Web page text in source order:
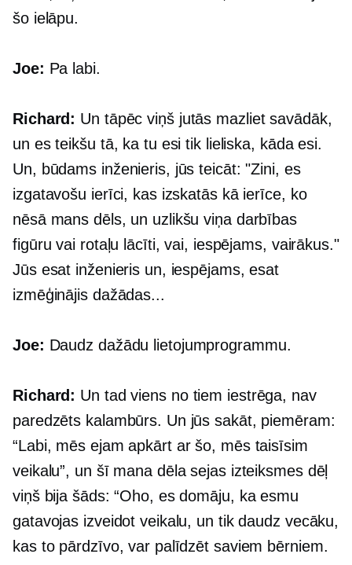
šo ielāpu.
Joe: Pa labi.
Richard: Un tāpēc viņš jutās mazliet savādāk,
un es teikšu tā, ka tu esi tik lieliska, kāda esi.
Un, būdams inženieris, jūs teicāt: "Zini, es
izgatavošu ierīci, kas izskatās kā ierīce, ko
nēsā mans dēls, un uzlikšu viņa darbības
figūru vai rotaļu lācīti, vai, iespējams, vairākus."
Jūs esat inženieris un, iespējams, esat
izmēģinājis dažādas...
Joe: Daudz dažādu lietojumprogrammu.
Richard: Un tad viens no tiem iestrēga, nav
paredzēts kalambūrs. Un jūs sakāt, piemēram:
“Labi, mēs ejam apkārt ar šo, mēs taisīsim
veikalu”, un šī mana dēla sejas izteiksmes dēļ
viņš bija šāds: “Oho, es domāju, ka esmu
gatavojas izveidot veikalu, un tik daudz vecāku,
kas to pārdzīvo, var palīdzēt saviem bērniem.